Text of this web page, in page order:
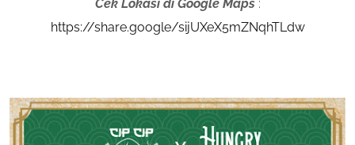
Cek Lokasi di Google Maps:
https://share.google/sijUXeX5mZNqhTLdw